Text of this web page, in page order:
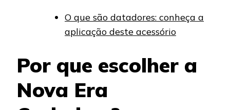
O que são datadores: conheça a
aplicação deste acessório
Por que escolher a
Nova Era